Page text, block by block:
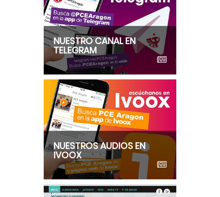
NUESTRO CANAL EN
TELEGRAM
NUESTROS AUDIOS EN
IVOOX